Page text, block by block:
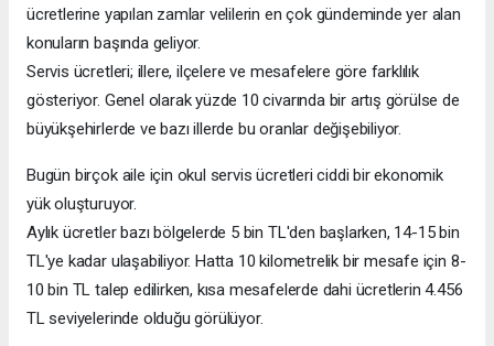
ücretlerine yapılan zamlar velilerin en çok gündeminde yer alan
konuların başında geliyor.
Servis ücretleri; illere, ilçelere ve mesafelere göre farklılık
gösteriyor. Genel olarak yüzde 10 civarında bir artış görülse de
büyükşehirlerde ve bazı illerde bu oranlar değişebiliyor.
Bugün birçok aile için okul servis ücretleri ciddi bir ekonomik
yük oluşturuyor.
Aylık ücretler bazı bölgelerde 5 bin TL'den başlarken, 14-15 bin
TL'ye kadar ulaşabiliyor. Hatta 10 kilometrelik bir mesafe için 8-
10 bin TL talep edilirken, kısa mesafelerde dahi ücretlerin 4.456
TL seviyelerinde olduğu görülüyor.